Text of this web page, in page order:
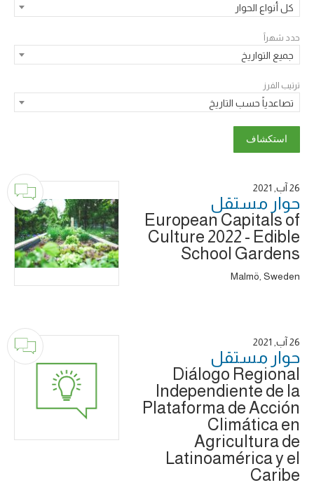
كل أنواع الحوار
حدد شهراً
جميع التواريخ
ترتيب الفرز
تصاعدياً حسب التاريخ
26 آب, 2021
حوار ‎مستقل
European Capitals of
Culture 2022 - Edible
School Gardens
Malmö, Sweden
26 آب, 2021
حوار ‎مستقل
Diálogo Regional
Independiente de la
Plataforma de Acción
Climática en
Agricultura de
Latinoamérica y el
Caribe